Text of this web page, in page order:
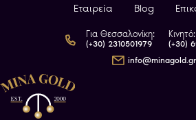
Εταιρεία Blog
Για Θεσσαλονίκη:
(+30) 2310501979
Κινητό:
(+30)
info@minagold.gr